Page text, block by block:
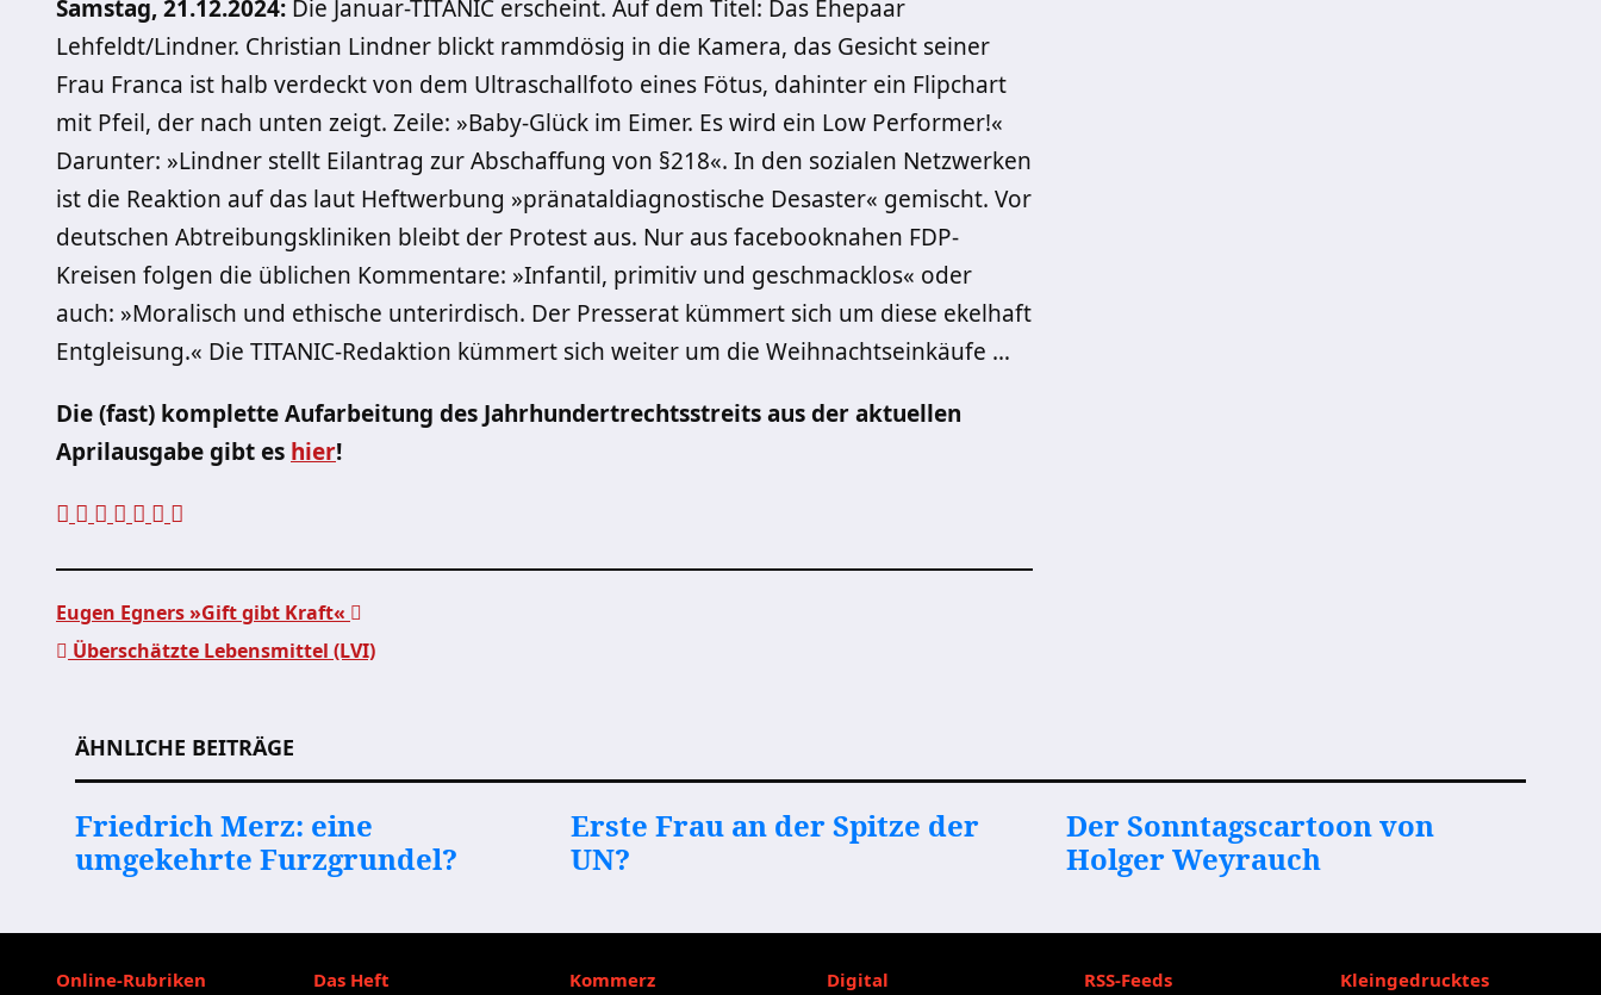
Samstag, 21.12.2024: Die Januar-TITANIC erscheint. Auf dem Titel: Das Ehepaar
Lehfeldt/Lindner. Christian Lindner blickt rammdösig in die Kamera, das Gesicht seiner
Frau Franca ist halb verdeckt von dem Ultraschallfoto eines Fötus, dahinter ein Flipchart
mit Pfeil, der nach unten zeigt. Zeile: »Baby-Glück im Eimer. Es wird ein Low Performer!«
Darunter: »Lindner stellt Eilantrag zur Abschaffung von §218«. In den sozialen Netzwerken
ist die Reaktion auf das laut Heftwerbung »pränataldiagnostische Desaster« gemischt. Vor
deutschen Abtreibungskliniken bleibt der Protest aus. Nur aus facebooknahen FDP-
Kreisen folgen die üblichen Kommentare: »Infantil, primitiv und geschmacklos« oder
auch: »Moralisch und ethische unterirdisch. Der Presserat kümmert sich um diese ekelhaft
Entgleisung.« Die TITANIC-Redaktion kümmert sich weiter um die Weihnachtseinkäufe …
Die (fast) komplette Aufarbeitung des Jahrhundertrechtsstreits aus der aktuellen
Aprilausgabe gibt es hier!
Eugen Egners »Gift gibt Kraft«
Überschätzte Lebensmittel (LVI)
ÄHNLICHE BEITRÄGE
Friedrich Merz: eine
umgekehrte Furzgrundel?
Erste Frau an der Spitze der
UN?
Der Sonntagscartoon von
Holger Weyrauch
Online-Rubriken Das Heft Kommerz Digital RSS-Feeds Kleingedrucktes